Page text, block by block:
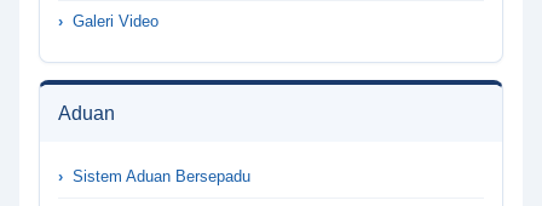
Galeri Video
Aduan
Sistem Aduan Bersepadu